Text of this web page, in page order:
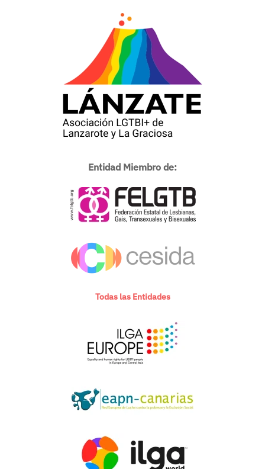
Entidad Miembro de:
Todas las Entidades